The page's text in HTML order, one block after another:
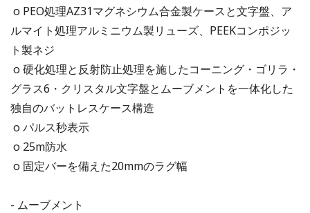
o PEO処理AZ31マグネシウム合金製ケースと文字盤、ア
ルマイト処理アルミニウム製リューズ、PEEKコンポジッ
ト製ネジ
o 硬化処理と反射防止処理を施したコーニング・ゴリラ・
グラス6・クリスタル文字盤とムーブメントを一体化した
独自のバットレスケース構造
o パルス秒表示
o 25m防水
o 固定バーを備えた20mmのラグ幅
- ムーブメント